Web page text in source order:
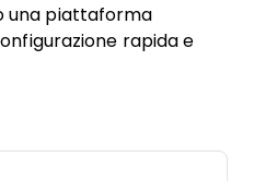
una piattaforma
rapida e